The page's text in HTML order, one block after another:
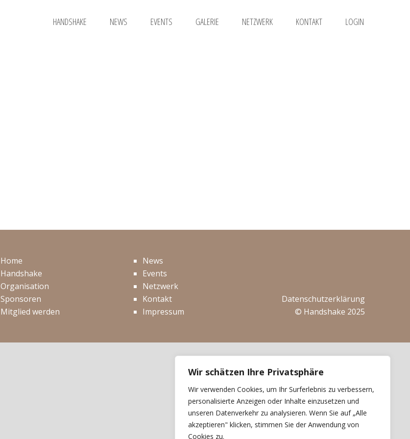
Wir schätzen Ihre Privatsphäre
Wir verwenden Cookies, um Ihr Surferlebnis zu verbessern,
personalisierte Anzeigen oder Inhalte einzusetzen und
unseren Datenverkehr zu analysieren. Wenn Sie auf „Alle
akzeptieren" klicken, stimmen Sie der Anwendung von
Cookies zu.
HANDSHAKE NEWS EVENTS GALERIE NETZWERK KONTAKT LOGIN
Home
Handshake
Organisation
Sponsoren
Mitglied werden
News
Events
Netzwerk
Kontakt
Impressum
Datenschutzerklärung
© Handshake 2025